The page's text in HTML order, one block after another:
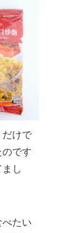
だけで
です
し
たい